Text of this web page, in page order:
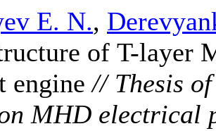
E. N.,
of T-layer
engine// Thesis
MHD electrical